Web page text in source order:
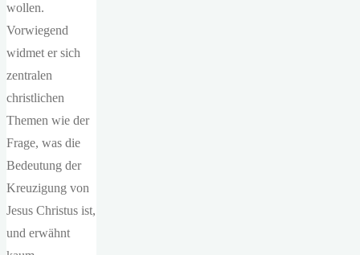
wollen.
Vorwiegend
widmet er sich
zentralen
christlichen
Themen wie der
Frage, was die
Bedeutung der
Kreuzigung von
Jesus Christus ist,
und erwähnt